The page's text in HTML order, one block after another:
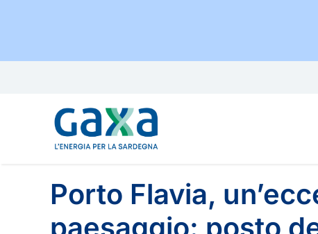
contenuto
Porto Flavia,